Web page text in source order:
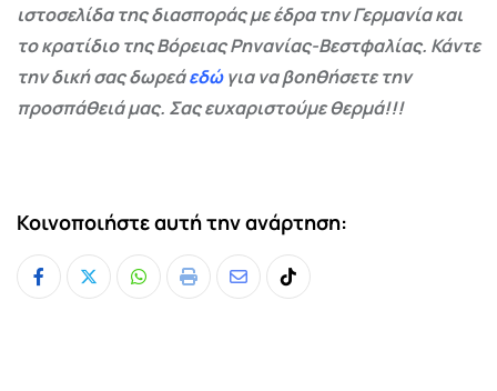
ιστοσελίδα της διασποράς με έδρα την Γερμανία και
το κρατίδιο της Βόρειας Ρηνανίας-Βεστφαλίας. Κάντε
την δική σας δωρεάεδώγια να βοηθήσετε την
προσπάθειά μας. Σας ευχαριστούμε θερμά!!!
Κοινοποιήστε αυτή την ανάρτηση:
Whatsapp
Print
ShareTiktok